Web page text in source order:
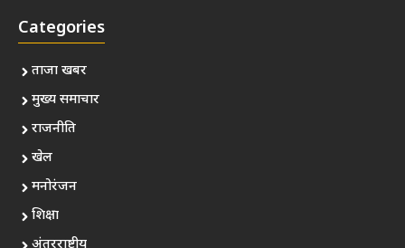
Categories
ताजा खबर
मुख्य समाचार
राजनीति
खेल
मनोरंजन
शिक्षा